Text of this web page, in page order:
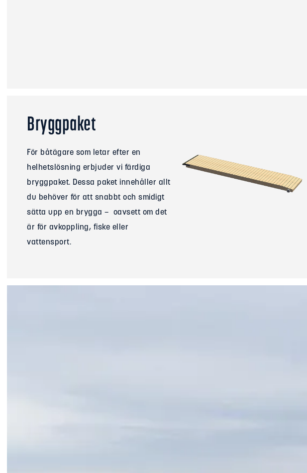
Bryggpaket
För båtägare som letar efter en
helhetslösning erbjuder vi färdiga
bryggpaket. Dessa paket innehåller allt
du behöver för att snabbt och smidigt
sätta upp en brygga – oavsett om det
är för avkoppling, fiske eller
vattensport.